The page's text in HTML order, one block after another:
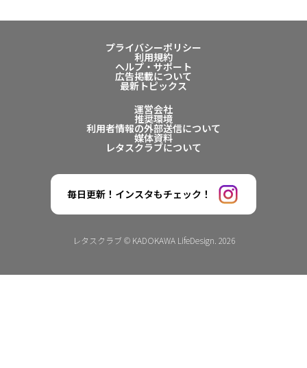
プライバシーポリシー
利用規約
ヘルプ・サポート
広告掲載について
最新トピックス
運営会社
推奨環境
利用者情報の外部送信について
媒体資料
レタスクラブについて
毎日更新！インスタもチェック！
レタスクラブ © KADOKAWA LifeDesign. 2026